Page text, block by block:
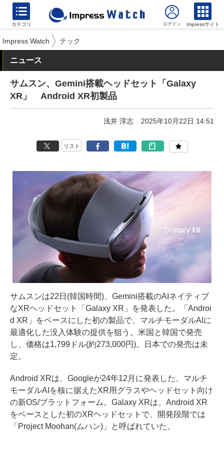
カテゴリ Impressサイト
Impress Watch テック
ニュース
サムスン、Gemini搭載ヘッドセット「Galaxy
XR」 Android XR初製品
浅井 淳志 2025年10月22日 14:51
リスト
サムスンは22日(韓国時間)、Gemini搭載のAIネイティブ
なXRヘッドセット「Galaxy XR」を発表した。「Androi
d XR」をベースにした初の製品で、マルチモーダルAIに
最適化した没入体験の提供を狙う。米国と韓国で発売
し、価格は1,799ドル(約273,000円)。日本での発売は未
定。
Android XRは、Googleが24年12月に発表した、マルチ
モーダルAIを核に据えたXR用グラスやヘッドセット向け
の新OS/プラットフォーム。Galaxy XRは、Android XR
をベースとした初のXRヘッドセットで、開発段階では
「Project Moohan(ムハン)」と呼ばれていた。